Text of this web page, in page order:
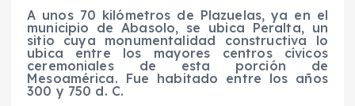
A unos 70 kilómetros de Plazuelas, ya en el
municipio de Abasolo, se ubica Peralta, un
sitio cuya monumentalidad constructiva lo
ubica entre los mayores centros cívicos
ceremoniales de esta porción de
Mesoamérica. Fue habitado entre los años
300 y 750 d. C.